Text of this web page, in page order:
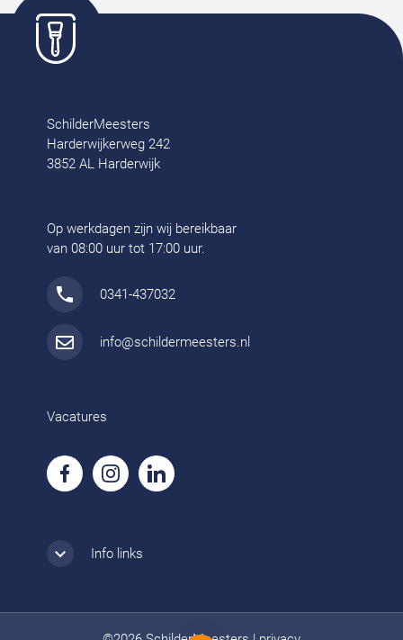
SchilderMeesters
Harderwijkerweg 242
3852 AL Harderwijk
Op werkdagen zijn wij bereikbaar
van 08:00 uur tot 17:00 uur.
0341-437032
info@schildermeesters.nl
Vacatures
Info links